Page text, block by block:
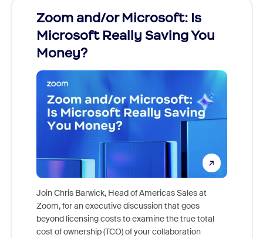
Zoom and/or Microsoft: Is
Microsoft Really Saving You
Money?
Join Chris Barwick, Head of Americas Sales at
Zoom, for an executive discussion that goes
beyond licensing costs to examine the true total
cost of ownership (TCO) of your collaboration